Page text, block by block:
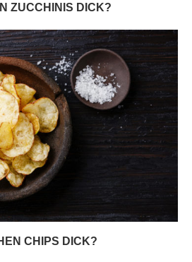
ZUCCHINIS DICK?
CHIPS DICK?